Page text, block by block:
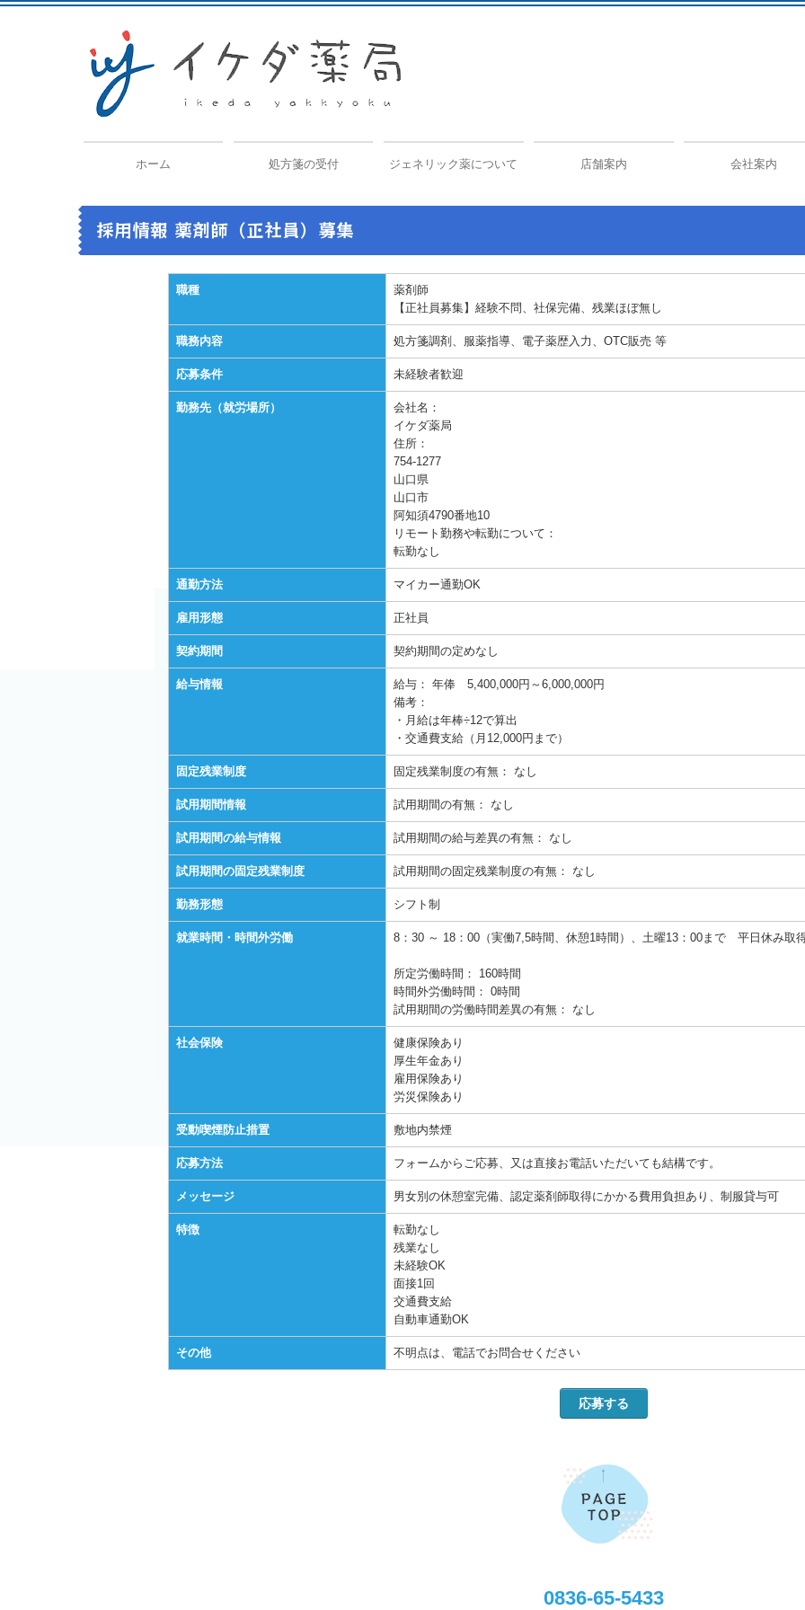
ホーム 処方箋の受付 ジェネリック薬について 店舗案内 会社案内
採用情報 薬剤師（正社員）募集
職種
薬剤師
【正社員募集】経験不問、社保完備、残業ほぼ無し
職務内容 処方箋調剤、服薬指導、電子薬歴入力、OTC販売 等
応募条件 未経験者歓迎
勤務先（就労場所）
会社名：
イケダ薬局
住所：
754-1277
山口県
山口市
阿知須4790番地10
リモート勤務や転勤について：
転勤なし
通勤方法 マイカー通勤OK
雇用形態 正社員
契約期間 契約期間の定めなし
給与情報 給与： 年俸 5,400,000円～6,000,000円
備考：
・月給は年棒÷12で算出
・交通費支給（月12,000円まで）
固定残業制度 固定残業制度の有無： なし
試用期間情報 試用期間の有無： なし
試用期間の給与情報 試用期間の給与差異の有無： なし
試用期間の固定残業制度 試用期間の固定残業制度の有無： なし
勤務形態 シフト制
就業時間・時間外労働 8：30 ～ 18：00（実働7,5時間、休憩1時間）、土曜13：00まで 平日休み取
所定労働時間： 160時間
時間外労働時間： 0時間
試用期間の労働時間差異の有無： なし
社会保険
健康保険あり
厚生年金あり
雇用保険あり
労災保険あり
受動喫煙防止措置 敷地内禁煙
応募方法 フォームからご応募、又は直接お電話いただいても結構です。
メッセージ 男女別の休憩室完備、認定薬剤師取得にかかる費用負担あり、制服貸与可
特徴
転勤なし
残業なし
未経験OK
面接1回
交通費支給
自動車通勤OK
その他 不明点は、電話でお問合せください
応募する
0836-65-5433